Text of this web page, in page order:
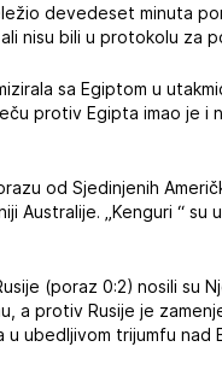
devedeset minuta
nisu bili u protokolu za
sa Egiptom u
protiv Egipta imao je i
od Sjedinjenih
„Kenguri “ su
(poraz 0:2) nosili su
a protiv Rusije je
ubedljivom trijumfu nad